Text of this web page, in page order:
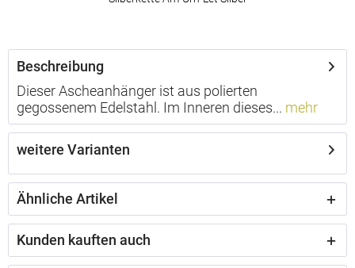
ab 49,00 € *
Beschreibung
Dieser Ascheanhänger ist aus polierten
gegossenem Edelstahl. Im Inneren dieses... mehr
weitere Varianten
Ähnliche Artikel
Kunden kauften auch